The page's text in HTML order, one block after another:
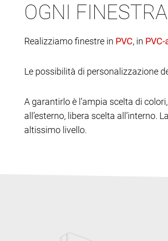
OGNI
Realizziamo finestre in , in
Le possibilità di personalizzazione
A garantirlo è l’ampia scelta di
all’esterno, libera scelta
altissimo livello.